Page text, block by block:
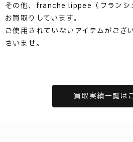
その他、franche lippee（フランシ
お買取りしています。
ご使用されていないアイテムがござ
さいませ。
買取実績一覧は